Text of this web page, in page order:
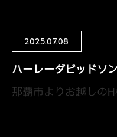
2025.07.08
ハーレーダビッドソ
那覇市よりお越しのH